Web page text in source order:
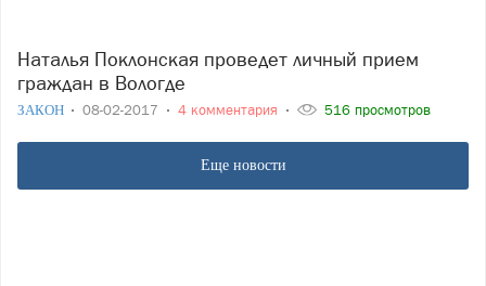
Наталья Поклонская проведет личный прием
граждан в Вологде
ЗАКОН 08-02-2017 4 комментария 516 просмотров
Еще новости